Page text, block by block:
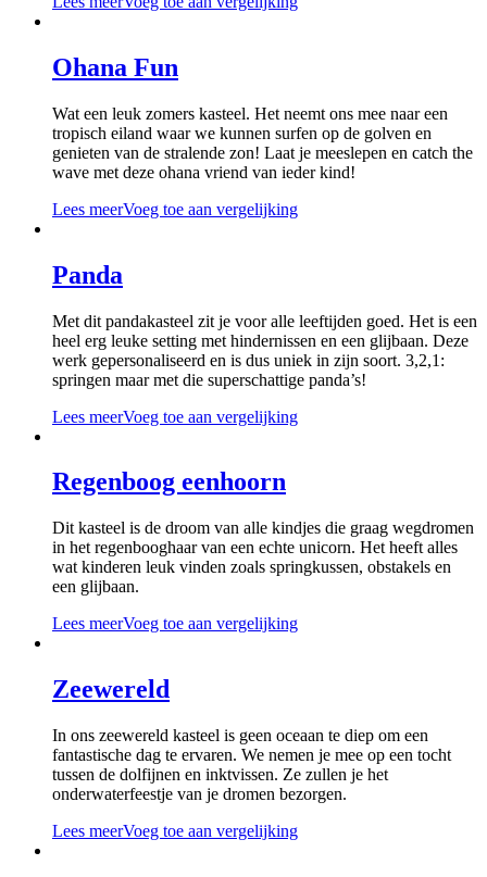
Ohana Fun
Wat een leuk zomers kasteel. Het neemt ons mee naar een
tropisch eiland waar we kunnen surfen op de golven en
genieten van de stralende zon! Laat je meeslepen en catch the
wave met deze ohana vriend van ieder kind!
Lees meerVoeg toe aan vergelijking
Panda
Met dit pandakasteel zit je voor alle leeftijden goed. Het is een
heel erg leuke setting met hindernissen en een glijbaan. Deze
werk gepersonaliseerd en is dus uniek in zijn soort. 3,2,1:
springen maar met die superschattige panda’s!
Lees meerVoeg toe aan vergelijking
Regenboog eenhoorn
Dit kasteel is de droom van alle kindjes die graag wegdromen
in het regenbooghaar van een echte unicorn. Het heeft alles
wat kinderen leuk vinden zoals springkussen, obstakels en
een glijbaan.
Lees meerVoeg toe aan vergelijking
Zeewereld
In ons zeewereld kasteel is geen oceaan te diep om een
fantastische dag te ervaren. We nemen je mee op een tocht
tussen de dolfijnen en inktvissen. Ze zullen je het
onderwaterfeestje van je dromen bezorgen.
Lees meerVoeg toe aan vergelijking